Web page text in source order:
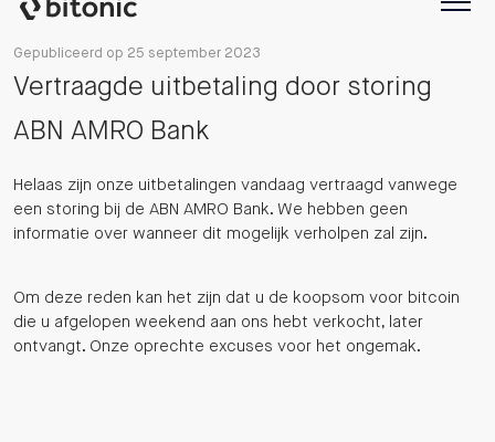
Gepubliceerd op 25 september 2023
Vertraagde uitbetaling door storing
ABN AMRO Bank
Helaas zijn onze uitbetalingen vandaag vertraagd vanwege
een storing bij de ABN AMRO Bank. We hebben geen
informatie over wanneer dit mogelijk verholpen zal zijn.
Om deze reden kan het zijn dat u de koopsom voor bitcoin
die u afgelopen weekend aan ons hebt verkocht, later
ontvangt. Onze oprechte excuses voor het ongemak.